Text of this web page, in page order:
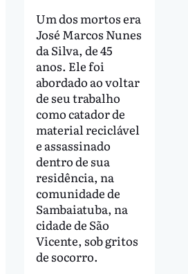
Um dos mortos era
José Marcos Nunes
da Silva, de 45
anos. Ele foi
abordado ao voltar
de seu trabalho
como catador de
material reciclável
e assassinado
dentro de sua
residência, na
comunidade de
Sambaiatuba, na
cidade de São
Vicente, sob gritos
de socorro.